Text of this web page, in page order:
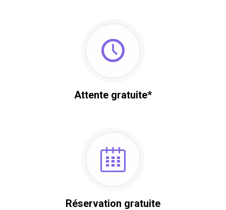
Attente gratuite*
Réservation gratuite